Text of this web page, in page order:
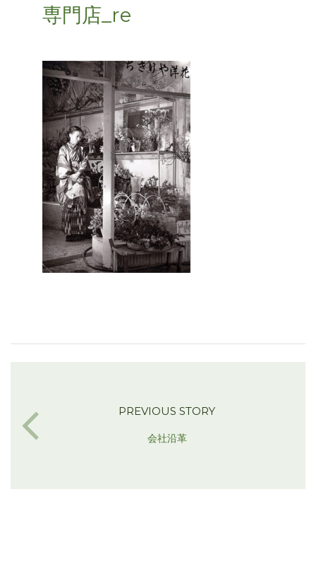
専門店_re
PREVIOUS STORY
会社沿革